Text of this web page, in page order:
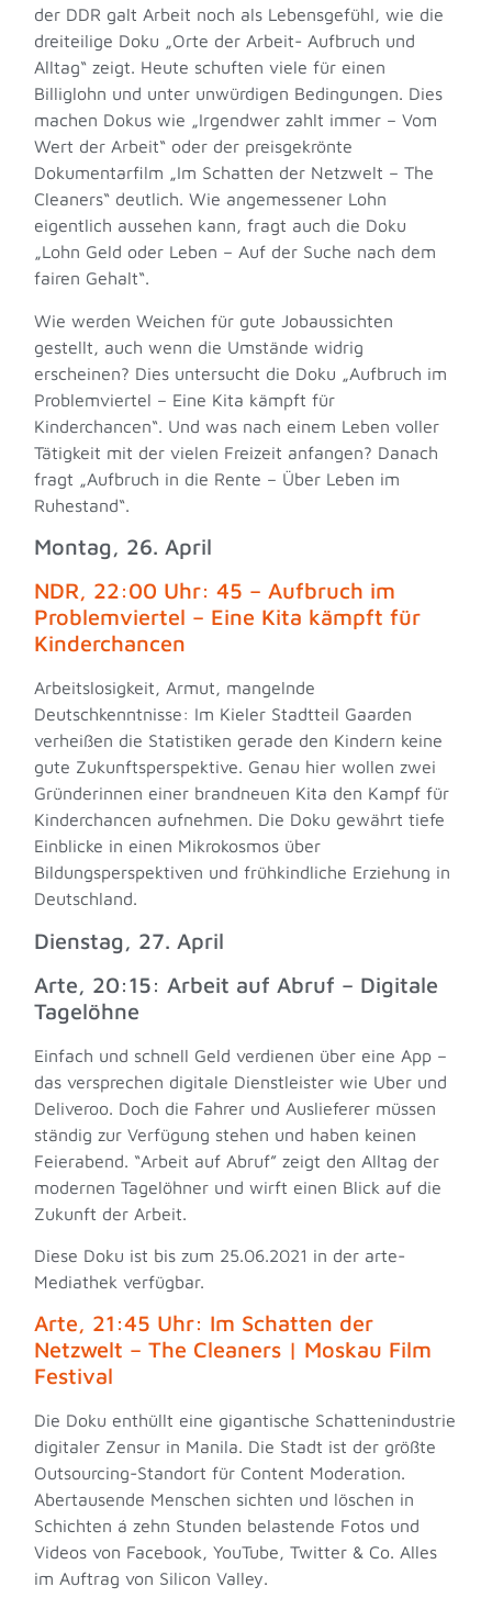
der DDR galt Arbeit noch als Lebensgefühl, wie die
dreiteilige Doku „Orte der Arbeit- Aufbruch und
Alltag“ zeigt. Heute schuften viele für einen
Billiglohn und unter unwürdigen Bedingungen. Dies
machen Dokus wie „Irgendwer zahlt immer – Vom
Wert der Arbeit“ oder der preisgekrönte
Dokumentarfilm „Im Schatten der Netzwelt – The
Cleaners“ deutlich. Wie angemessener Lohn
eigentlich aussehen kann, fragt auch die Doku
„Lohn Geld oder Leben – Auf der Suche nach dem
fairen Gehalt“.
Wie werden Weichen für gute Jobaussichten
gestellt, auch wenn die Umstände widrig
erscheinen? Dies untersucht die Doku „Aufbruch im
Problemviertel – Eine Kita kämpft für
Kinderchancen“. Und was nach einem Leben voller
Tätigkeit mit der vielen Freizeit anfangen? Danach
fragt „Aufbruch in die Rente – Über Leben im
Ruhestand“.
Montag, 26. April
NDR, 22:00 Uhr: 45 – Aufbruch im
Problemviertel – Eine Kita kämpft für
Kinderchancen
Arbeitslosigkeit, Armut, mangelnde
Deutschkenntnisse: Im Kieler Stadtteil Gaarden
verheißen die Statistiken gerade den Kindern keine
gute Zukunftsperspektive. Genau hier wollen zwei
Gründerinnen einer brandneuen Kita den Kampf für
Kinderchancen aufnehmen. Die Doku gewährt tiefe
Einblicke in einen Mikrokosmos über
Bildungsperspektiven und frühkindliche Erziehung in
Deutschland.
Dienstag, 27. April
Arte, 20:15: Arbeit auf Abruf – Digitale
Tagelöhne
Einfach und schnell Geld verdienen über eine App –
das versprechen digitale Dienstleister wie Uber und
Deliveroo. Doch die Fahrer und Auslieferer müssen
ständig zur Verfügung stehen und haben keinen
Feierabend. “Arbeit auf Abruf” zeigt den Alltag der
modernen Tagelöhner und wirft einen Blick auf die
Zukunft der Arbeit.
Diese Doku ist bis zum 25.06.2021 in der arte-
Mediathek verfügbar.
Arte, 21:45 Uhr: Im Schatten der
Netzwelt – The Cleaners | Moskau Film
Festival
Die Doku enthüllt eine gigantische Schattenindustrie
digitaler Zensur in Manila. Die Stadt ist der größte
Outsourcing-Standort für Content Moderation.
Abertausende Menschen sichten und löschen in
Schichten á zehn Stunden belastende Fotos und
Videos von Facebook, YouTube, Twitter & Co. Alles
im Auftrag von Silicon Valley.